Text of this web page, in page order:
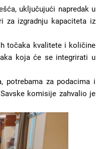
uključujući napredak u
za izgradnju kapaciteta iz
točaka kvalitete i količine
koja će se integrirati u
potrebama za podacima i
komisije zahvalio je